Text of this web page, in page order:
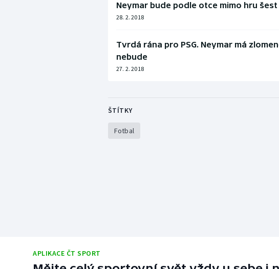
Neymar bude podle otce mimo hru
28. 2. 2018
Tvrdá rána pro PSG. Neymar má
nebude
27. 2. 2018
ŠTÍTKY
Fotbal
APLIKACE ČT SPORT